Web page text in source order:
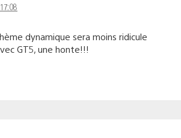
dynamique sera moins ridicule
GT5, une honte!!!